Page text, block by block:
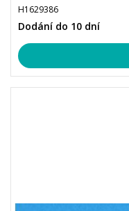
H1629386
Dodání do 10 dní